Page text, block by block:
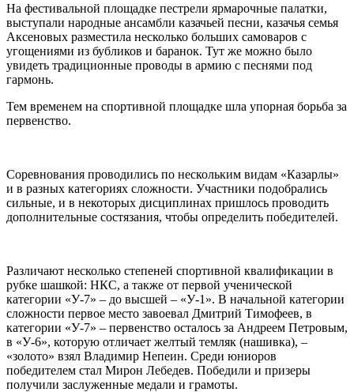
На фестивальной площадке пестрели ярмарочные палатки,
выступали народные ансамбли казачьей песни, казачья семья
Аксеновых разместила несколько больших самоваров с
угощениями из бубликов и баранок. Тут же можно было
увидеть традиционные проводы в армию с песнями под
гармонь.
Тем временем на спортивной площадке шла упорная борьба за
первенство.
Соревнования проводились по нескольким видам «Казарлы»
и в разных категориях сложности. Участники подобрались
сильные, и в некоторых дисциплинах пришлось проводить
дополнительные состязания, чтобы определить победителей.
Различают несколько степеней спортивной квалификации в
рубке шашкой: НКС, а также от первой ученической
категории «У-7» – до высшей – «У-1». В начальной категории
сложности первое место завоевал Дмитрий Тимофеев, в
категории «У-7» – первенство осталось за Андреем Петровым,
в «У-6», которую отличает желтый темляк (нашивка), –
«золото» взял Владимир Непеин. Среди юниоров
победителем стал Мирон Лебедев. Победили и призеры
получили заслуженные медали и грамоты.